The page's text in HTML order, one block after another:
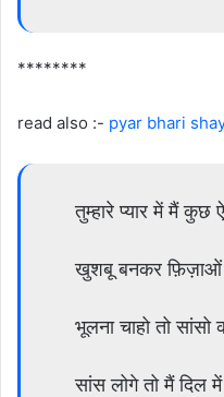
********
read also :- pyar bhari
तुम्हारे प्यार में मैं कुछ
खुशबू बनकर फ़िज़ाओं
भूलना चाहो तो
सांस लोगे तो मैं दिल